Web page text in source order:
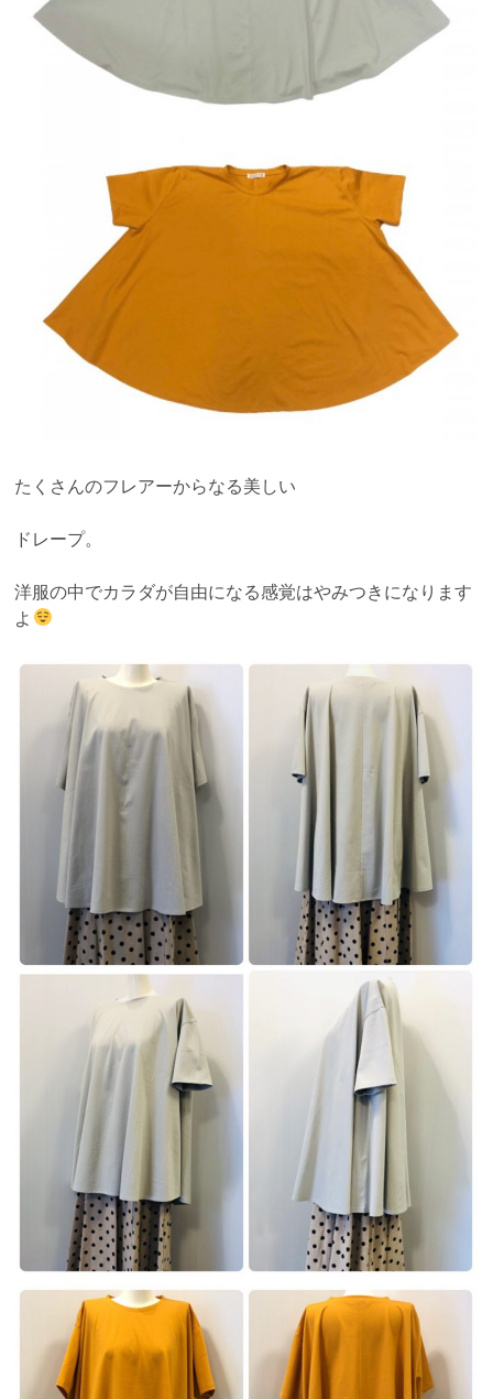
たくさんのフレアーからなる美しい
ドレープ。
洋服の中でカラダが自由になる感覚はやみつきになります
よ